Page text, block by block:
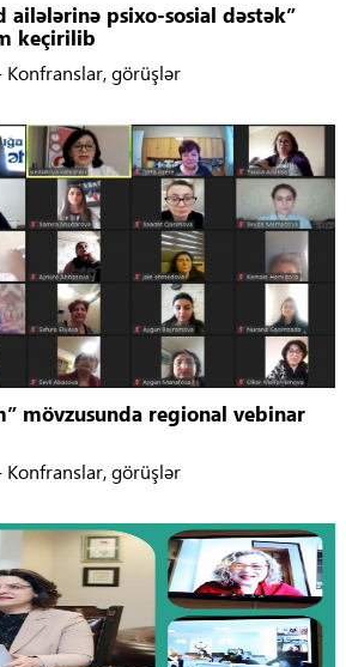
ailələrinə psixo-sosial dəstək”
keçirilib
Konfranslar, görüşlər
mövzusunda regional vebinar
Konfranslar, görüşlər